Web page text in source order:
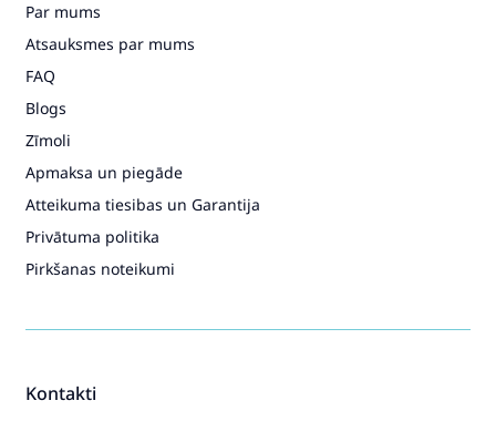
Kontakti
Par mums
Atsauksmes par mums
FAQ
Blogs
Zīmoli
Apmaksa un piegāde
Atteikuma tiesibas un Garantija
Privātuma politika
Pirkšanas noteikumi